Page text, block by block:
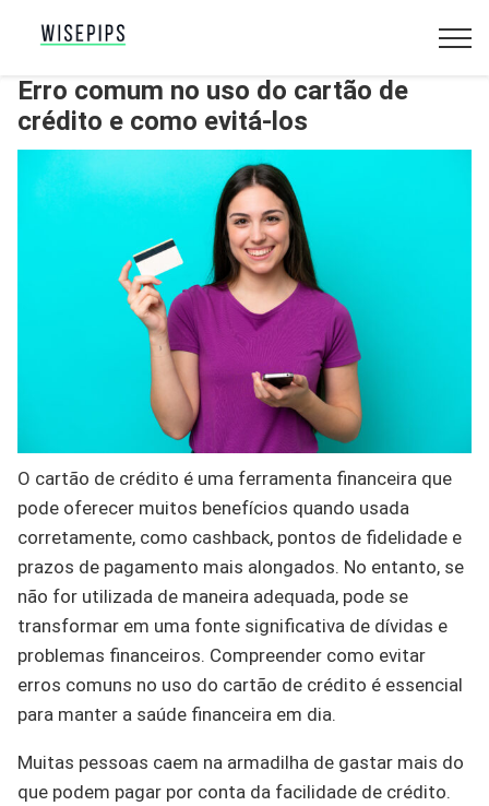
Erro comum no uso do cartão de
crédito e como evitá-los
O cartão de crédito é uma ferramenta financeira que
pode oferecer muitos benefícios quando usada
corretamente, como cashback, pontos de fidelidade e
prazos de pagamento mais alongados. No entanto, se
não for utilizada de maneira adequada, pode se
transformar em uma fonte significativa de dívidas e
problemas financeiros. Compreender como evitar
erros comuns no uso do cartão de crédito é essencial
para manter a saúde financeira em dia.
Muitas pessoas caem na armadilha de gastar mais do
que podem pagar por conta da facilidade de crédito.